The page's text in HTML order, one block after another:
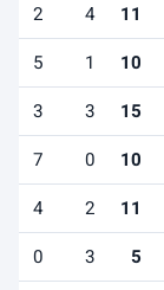
11
4
2
10
1
5
15
3
3
10
0
7
11
2
4
5
3
0